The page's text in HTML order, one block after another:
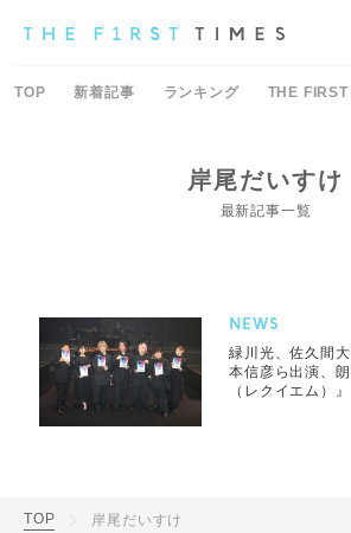
TOP 新着記事 ランキング THE
岸尾だいすけ
最新記事一覧
NEWS
緑川光、佐久間
本信彦ら出演、
（レクイエム）
TOP 岸尾だいすけ